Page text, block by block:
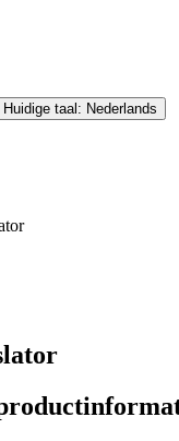
taal: Nederlands